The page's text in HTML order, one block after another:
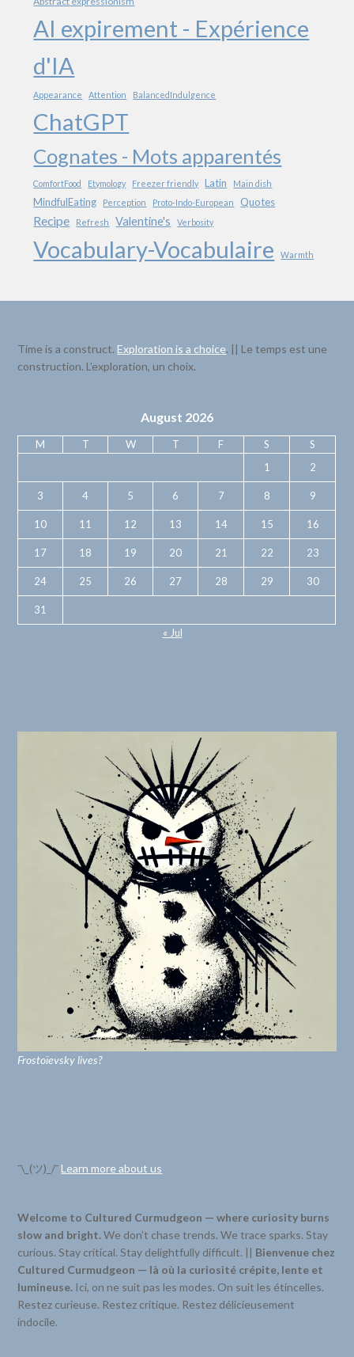
AI expirement - Expérience
d'IA
Appearance Attention BalancedIndulgence
ChatGPT
Cognates - Mots apparentés
ComfortFood Etymology Freezer friendly Latin Main dish
MindfulEating Perception Proto-Indo-European Quotes
Recipe Refresh Valentine's Verbosity
Vocabulary-Vocabulaire Warmth
Time is a construct.Exploration is a choice. || Le temps est une
construction. L’exploration, un choix.
August 2026
M T W T F S
S
1
2
3 4 5 6 7 8 9
10 11 12 13 14 15 16
17 18 19 20 21 22 23
24 25 26 27 28 29 30
31
« Jul
Frostoïevsky lives?
¯\_(ツ)_/¯Learn more about us
Welcome to Cultured Curmudgeon — where curiosity burns
slow and bright.We don’t chase trends. We trace sparks. Stay
curious. Stay critical. Stay delightfully difficult. || Bienvenue chez
Cultured Curmudgeon — là où la curiosité crépite, lente et
lumineuse. Ici, on ne suit pas les modes. On suit les étincelles.
Restez curieuse. Restez critique. Restez délicieusement
indocile.